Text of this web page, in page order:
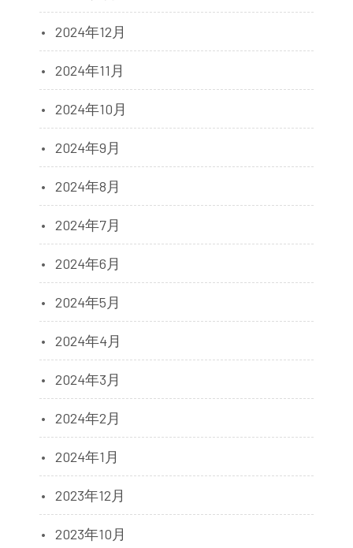
2024年12月
2024年11月
2024年10月
2024年9月
2024年8月
2024年7月
2024年6月
2024年5月
2024年4月
2024年3月
2024年2月
2024年1月
2023年12月
2023年10月